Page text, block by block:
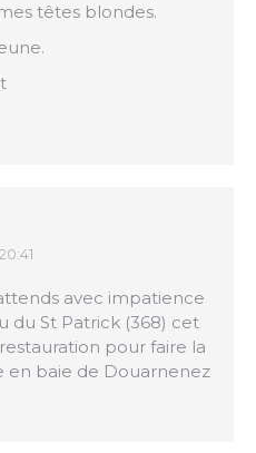
têtes blondes.
avec impatience
du St Patrick (368) cet
pour faire la
en baie de Douarnenez